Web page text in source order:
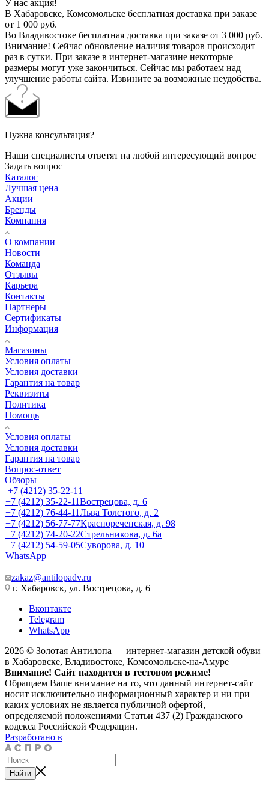
У нас акция!
В Хабаровске, Комсомольске бесплатная доставка при заказе
от 1 000 руб.
Во Владивостоке бесплатная доставка при заказе от 3 000 руб.
Внимание! Сейчас обновление наличия товаров происходит
раз в сутки. При заказе в интернет-магазине некоторые
размеры могут уже закончиться. Сейчас мы работаем над
улучшение работы сайта. Извините за возможные неудобства.
Нужна консультация?
Наши специалисты ответят на любой интересующий вопрос
Задать вопрос
Каталог
Лучшая цена
Акции
Бренды
Компания
О компании
Новости
Команда
Отзывы
Карьера
Контакты
Партнеры
Сертификаты
Информация
Магазины
Условия оплаты
Условия доставки
Гарантия на товар
Реквизиты
Политика
Помощь
Условия оплаты
Условия доставки
Гарантия на товар
Вопрос-ответ
Обзоры
+7 (4212) 35-22-11
+7 (4212) 35-22-11Вострецова, д. 6
+7 (4212) 76-44-11Льва Толстого, д. 2
+7 (4212) 56-77-77Краснореченская, д. 98
+7 (4212) 74-20-22Стрельникова, д. 6а
+7 (4212) 54-59-05Суворова, д. 10
WhatsApp
zakaz@antilopadv.ru
г. Хабаровск, ул. Вострецова, д. 6
Вконтакте
Telegram
WhatsApp
2026 © Золотая Антилопа — интернет-магазин детской обуви
в Хабаровске, Владивостоке, Комсомольске-на-Амуре
Внимание! Сайт находится в тестовом режиме!
Обращаем Ваше внимание на то, что данный интернет-сайт
носит исключительно информационный характер и ни при
каких условиях не является публичной офертой,
определяемой положениями Статьи 437 (2) Гражданского
кодекса Российской Федерации.
Разработано в
Найти